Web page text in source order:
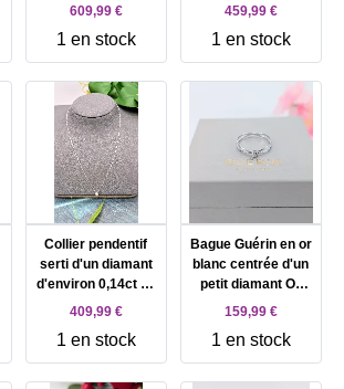
de Tahiti de 9mm
diamant d'environ
0,15ct Or 750
Millième (18 CT)
3,07g
609,99 €
1 en stock
centré d'un
0,15CT Or 750
Millième (18 CT)
2,65g
459,99 €
1 en stock
Collier pendentif
serti d'un diamant
d'environ 0,14ct en
or blanc Or 750
2,80g
409,99 €
1 en stock
Bague Guérin en or
blanc centrée d'un
petit diamant Or
750 Millième (18
159,99 €
1 en stock